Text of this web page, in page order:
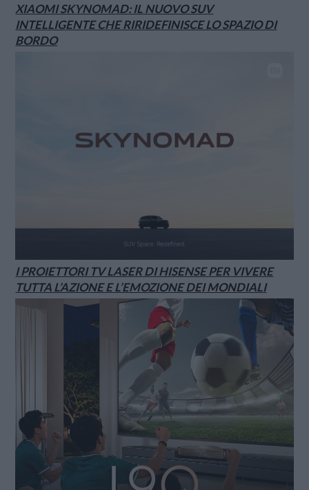
XIAOMI SKYNOMAD: IL NUOVO SUV
INTELLIGENTE CHE RIRIDEFINISCE LO SPAZIO DI
BORDO
I PROIETTORI TV LASER DI HISENSE PER VIVERE
TUTTA L’AZIONE E L’EMOZIONE DEI MONDIALI